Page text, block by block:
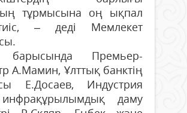
тұрмысына оң ықпал
– деді Мемлекет
Премьер-
А.Мамин, Ұлттық банктің
Е.Досаев, Индустрия
даму